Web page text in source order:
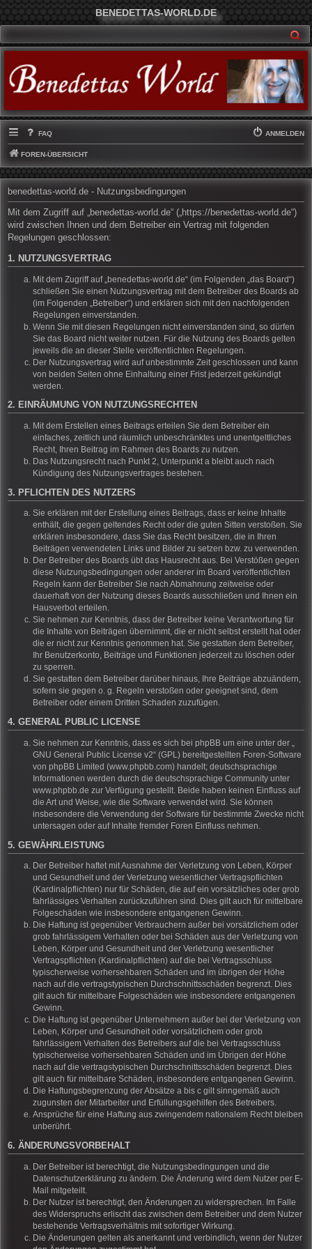
BENEDETTAS-WORLD.DE
FAQ ANMELDEN
FOREN-ÜBERSICHT
benedettas-world.de - Nutzungsbedingungen
Mit dem Zugriff auf „benedettas-world.de“ („https://benedettas-world.de“)
wird zwischen Ihnen und dem Betreiber ein Vertrag mit folgenden
Regelungen geschlossen:
1. NUTZUNGSVERTRAG
Mit dem Zugriff auf „benedettas-world.de“ (im Folgenden „das Board“)
schließen Sie einen Nutzungsvertrag mit dem Betreiber des Boards ab
(im Folgenden „Betreiber“) und erklären sich mit den nachfolgenden
Regelungen einverstanden.
Wenn Sie mit diesen Regelungen nicht einverstanden sind, so dürfen
Sie das Board nicht weiter nutzen. Für die Nutzung des Boards gelten
jeweils die an dieser Stelle veröffentlichten Regelungen.
Der Nutzungsvertrag wird auf unbestimmte Zeit geschlossen und kann
von beiden Seiten ohne Einhaltung einer Frist jederzeit gekündigt
werden.
2. EINRÄUMUNG VON NUTZUNGSRECHTEN
Mit dem Erstellen eines Beitrags erteilen Sie dem Betreiber ein
einfaches, zeitlich und räumlich unbeschränktes und unentgeltliches
Recht, Ihren Beitrag im Rahmen des Boards zu nutzen.
Das Nutzungsrecht nach Punkt 2, Unterpunkt a bleibt auch nach
Kündigung des Nutzungsvertrages bestehen.
3. PFLICHTEN DES NUTZERS
Sie erklären mit der Erstellung eines Beitrags, dass er keine Inhalte
enthält, die gegen geltendes Recht oder die guten Sitten verstoßen. Sie
erklären insbesondere, dass Sie das Recht besitzen, die in Ihren
Beiträgen verwendeten Links und Bilder zu setzen bzw. zu verwenden.
Der Betreiber des Boards übt das Hausrecht aus. Bei Verstößen gegen
diese Nutzungsbedingungen oder anderer im Board veröffentlichten
Regeln kann der Betreiber Sie nach Abmahnung zeitweise oder
dauerhaft von der Nutzung dieses Boards ausschließen und Ihnen ein
Hausverbot erteilen.
Sie nehmen zur Kenntnis, dass der Betreiber keine Verantwortung für
die Inhalte von Beiträgen übernimmt, die er nicht selbst erstellt hat oder
die er nicht zur Kenntnis genommen hat. Sie gestatten dem Betreiber,
Ihr Benutzerkonto, Beiträge und Funktionen jederzeit zu löschen oder
zu sperren.
Sie gestatten dem Betreiber darüber hinaus, Ihre Beiträge abzuändern,
sofern sie gegen o. g. Regeln verstoßen oder geeignet sind, dem
Betreiber oder einem Dritten Schaden zuzufügen.
4. GENERAL PUBLIC LICENSE
Sie nehmen zur Kenntnis, dass es sich bei phpBB um eine unter der „
GNU General Public License v2“ (GPL) bereitgestellten Foren-Software
von phpBB Limited (www.phpbb.com) handelt; deutschsprachige
Informationen werden durch die deutschsprachige Community unter
www.phpbb.de zur Verfügung gestellt. Beide haben keinen Einfluss auf
die Art und Weise, wie die Software verwendet wird. Sie können
insbesondere die Verwendung der Software für bestimmte Zwecke nicht
untersagen oder auf Inhalte fremder Foren Einfluss nehmen.
5. GEWÄHRLEISTUNG
Der Betreiber haftet mit Ausnahme der Verletzung von Leben, Körper
und Gesundheit und der Verletzung wesentlicher Vertragspflichten
(Kardinalpflichten) nur für Schäden, die auf ein vorsätzliches oder grob
fahrlässiges Verhalten zurückzuführen sind. Dies gilt auch für mittelbare
Folgeschäden wie insbesondere entgangenen Gewinn.
Die Haftung ist gegenüber Verbrauchern außer bei vorsätzlichem oder
grob fahrlässigem Verhalten oder bei Schäden aus der Verletzung von
Leben, Körper und Gesundheit und der Verletzung wesentlicher
Vertragspflichten (Kardinalpflichten) auf die bei Vertragsschluss
typischerweise vorhersehbaren Schäden und im übrigen der Höhe
nach auf die vertragstypischen Durchschnittsschäden begrenzt. Dies
gilt auch für mittelbare Folgeschäden wie insbesondere entgangenen
Gewinn.
Die Haftung ist gegenüber Unternehmern außer bei der Verletzung von
Leben, Körper und Gesundheit oder vorsätzlichem oder grob
fahrlässigem Verhalten des Betreibers auf die bei Vertragsschluss
typischerweise vorhersehbaren Schäden und im Übrigen der Höhe
nach auf die vertragstypischen Durchschnittsschäden begrenzt. Dies
gilt auch für mittelbare Schäden, insbesondere entgangenen Gewinn.
Die Haftungsbegrenzung der Absätze a bis c gilt sinngemäß auch
zugunsten der Mitarbeiter und Erfüllungsgehilfen des Betreibers.
Ansprüche für eine Haftung aus zwingendem nationalem Recht bleiben
unberührt.
6. ÄNDERUNGSVORBEHALT
Der Betreiber ist berechtigt, die Nutzungsbedingungen und die
Datenschutzerklärung zu ändern. Die Änderung wird dem Nutzer per E-
Mail mitgeteilt.
Der Nutzer ist berechtigt, den Änderungen zu widersprechen. Im Falle
des Widerspruchs erlischt das zwischen dem Betreiber und dem Nutzer
bestehende Vertragsverhältnis mit sofortiger Wirkung.
Die Änderungen gelten als anerkannt und verbindlich, wenn der Nutzer